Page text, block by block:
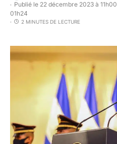
Publié le 22 décembre 2023 à 11h00
01h24
2 MINUTES DE LECTURE